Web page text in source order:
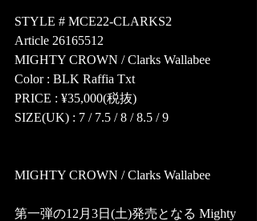
STYLE # MCE22-CLARKS2
Article 26165512
MIGHTY CROWN / Clarks Wallabee
Color : BLK Raffia Txt
PRICE : ¥35,000(税抜)
SIZE(UK) : 7 / 7.5 / 8 / 8.5 / 9
MIGHTY CROWN / Clarks Wallabee
第一弾の12月3日(土)発売となる Mighty